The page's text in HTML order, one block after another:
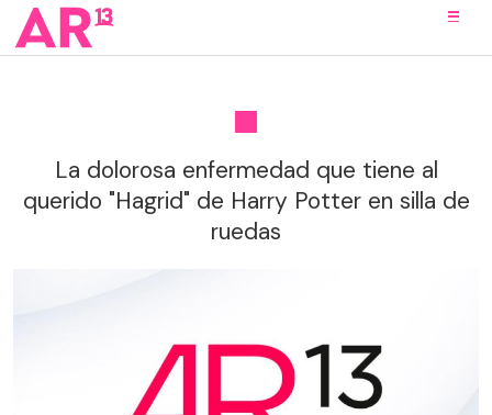
La dolorosa enfermedad que tiene al
querido "Hagrid" de Harry Potter en silla de
ruedas